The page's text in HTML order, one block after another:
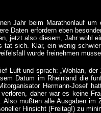
Jahr beim Marathonlauf
Daten erfordern eben
jetzt also diesem, Jahr wohl
tat sich. Klar, ein wenig
würde freinehmen
Luft und sprach: „Wohlan,
Datum im Rheinland die
Hermann-Josef
daher war es keine
mußten alle Ausgaben im
Hinsicht (Freitag!) zu